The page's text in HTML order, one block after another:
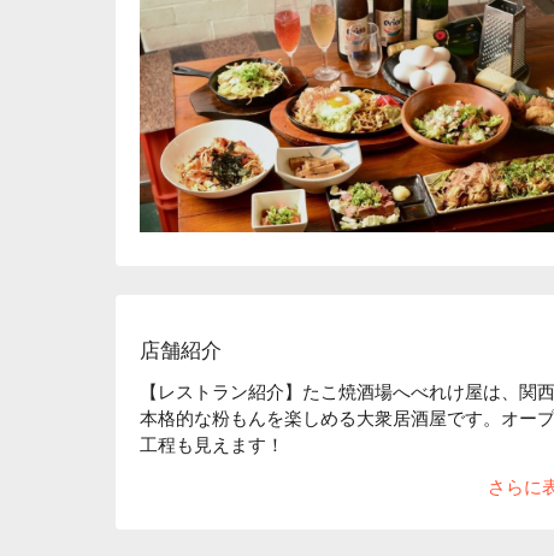
店舗紹介
【レストラン紹介】たこ焼酒場へべれけ屋は、
本格的な粉もんを楽しめる大衆居酒屋です。オー
工程も見えます！
たこ焼：関西本場の味をぜひお召し上がりくださ
さらに